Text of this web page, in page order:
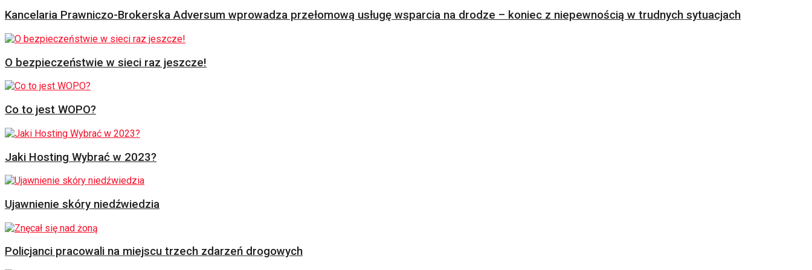
Kancelaria Prawniczo-Brokerska Adversum wprowadza przełomową usługę wsparcia na drodze – koniec z niepewnością w trudnych sytuacjach
O bezpieczeństwie w sieci raz jeszcze!
Co to jest WOPO?
Jaki Hosting Wybrać w 2023?
Ujawnienie skóry niedźwiedzia
Policjanci pracowali na miejscu trzech zdarzeń drogowych